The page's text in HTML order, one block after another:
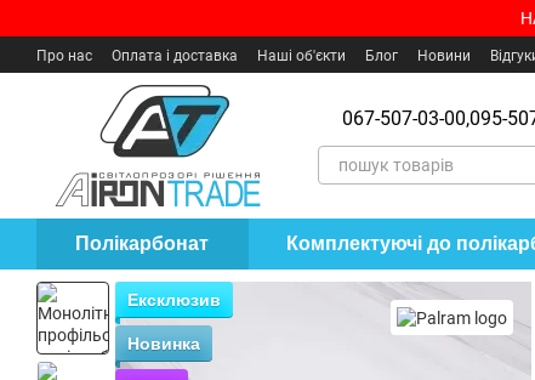
Про нас Оплата і доставка Наші об'єкти Блог Новини
067-507-03-00,095-
Полікарбонат Комплектуючі до
Ексклюзив
Новинка